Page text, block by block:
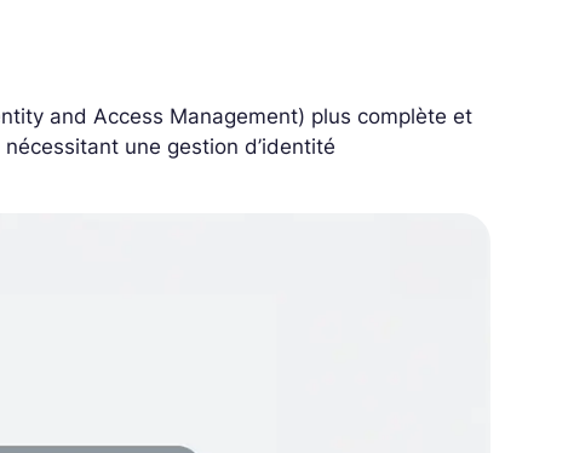
and Access Management) plus complète et
une gestion d’identité